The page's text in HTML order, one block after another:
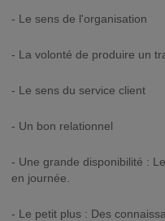
- Le sens de l'organisation
- La volonté de produire un
- Le sens du service client
- Un bon relationnel
- Une grande disponibilité :
en journée.
- Le petit plus : Des